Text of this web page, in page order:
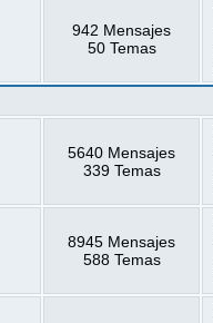
942 Mensajes
50 Temas
5640 Mensajes
339 Temas
8945 Mensajes
588 Temas